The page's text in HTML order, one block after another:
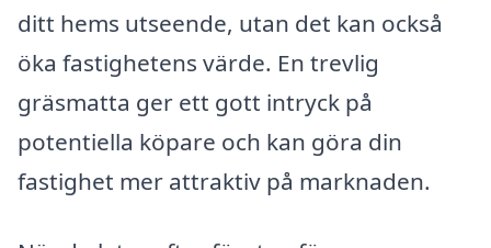
ditt hems utseende, utan det kan också
öka fastighetens värde. En trevlig
gräsmatta ger ett gott intryck på
potentiella köpare och kan göra din
fastighet mer attraktiv på marknaden.